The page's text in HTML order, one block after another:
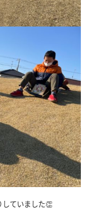
していました👏